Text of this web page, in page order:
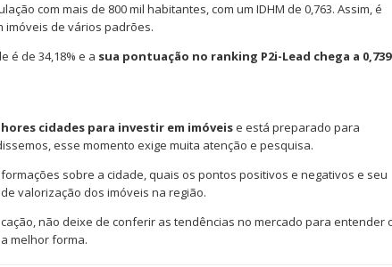
com mais de 800 mil habitantes, com um IDHM de 0,763. Assim, é
de vários padrões.
é de 34,18% e a sua pontuação no ranking P2i-Lead chega a
cidades para investir em imóveise está preparado para
esse momento exige muita atenção e pesquisa.
sobre a cidade, quais os pontos positivos e negativos e seu
valorização dos imóveis na região.
não deixe de conferir as tendências no mercado para entender
melhor forma.